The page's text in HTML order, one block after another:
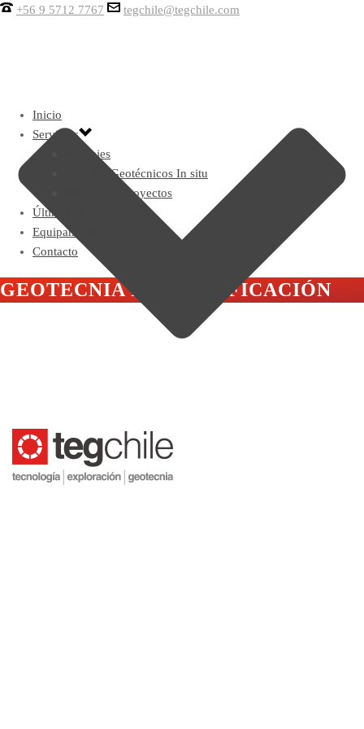
+56 9 5712 7767 tegchile@tegchile.com
Inicio
Servicios
Sondajes
Ensayos Geotécnicos In situ
Gestión de proyectos
Últimos proyectos
Equipamiento
Contacto
GEOTECNIA PARA EDIFICACIÓN